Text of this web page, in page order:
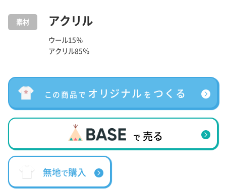
素材 アクリル
ウール15％
アクリル85％
この商品で オリジナル を つくる
で 売る
無地で購入